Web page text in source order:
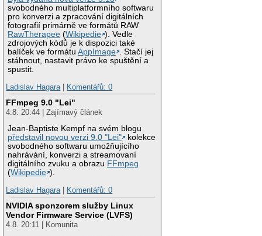
svobodného multiplatformního softwaru
pro konverzi a zpracování digitálních
fotografií primárně ve formátů RAW
RawTherapee (Wikipedie ). Vedle
zdrojových kódů je k dispozici také
balíček ve formátuAppImage . Stačí jej
stáhnout, nastavit právo ke spuštění a
spustit.
Ladislav Hagara| Komentářů: 0
FFmpeg 9.0 "Lei"
4.8. 20:44 | Zajímavý článek
Jean-Baptiste Kempf na svém blogu
představil novou verzi 9.0 "Lei"
kolekce
svobodného softwaru umožňujícího
nahrávání, konverzi a streamovaní
digitálního zvuku a obrazu FFmpeg
(Wikipedie ).
Ladislav Hagara| Komentářů: 0
NVIDIA sponzorem služby Linux
Vendor Firmware Service (LVFS)
4.8. 20:11 | Komunita